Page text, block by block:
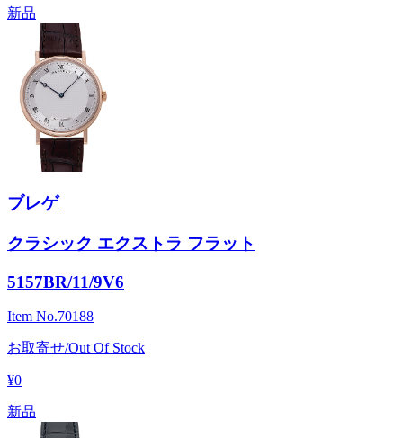
新品
ブレゲ
クラシック エクストラ フラット
5157BR/11/9V6
Item No.70188
お取寄せ/Out Of Stock
¥0
新品